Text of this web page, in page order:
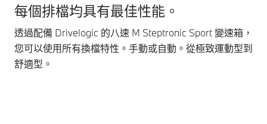
每個排檔均具有最佳性能。
透過配備 Drivelogic 的八速 M Steptronic Sport 變速箱，
您可以使用所有換檔特性。手動或自動。從極致運動型到
舒適型。